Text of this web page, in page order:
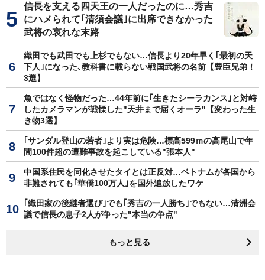
信長を支える四天王の一人だったのに…秀吉
にハメられて｢清須会議｣に出席できなかった
武将の哀れな末路
織田でも武田でも上杉でもない…信長より20年早く｢最初の天
下人｣になった､教科書に載らない戦国武将の名前【豊臣兄弟！
3選】
魚ではなく怪物だった…44年前に｢生きたシーラカンス｣と対峙
したカメラマンが戦慄した"天井まで届くオーラ"【変わった生
き物3選】
｢サンダル登山の若者｣より実は危険…標高599ｍの高尾山で年
間100件超の遭難事故を起こしている"張本人"
中国系住民を同化させたタイとは正反対…ベトナムが各国から
非難されても｢華僑100万人｣を国外追放したワケ
｢織田家の後継者選び｣でも｢秀吉の一人勝ち｣でもない…清洲会
議で信長の息子2人が争った"本当の争点"
もっと見る